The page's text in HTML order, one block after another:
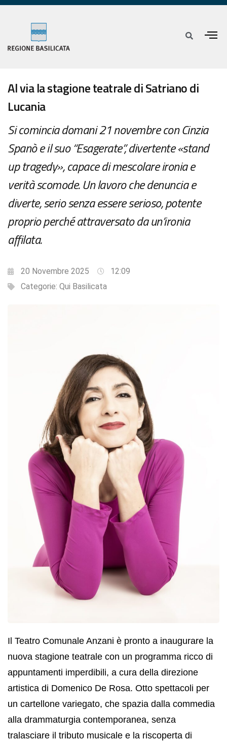
Al via la stagione teatrale di Satriano di
Lucania
Si comincia domani 21 novembre con Cinzia
Spanò e il suo “Esagerate”, divertente «stand
up tragedy», capace di mescolare ironia e
verità scomode. Un lavoro che denuncia e
diverte, serio senza essere serioso, potente
proprio perché attraversato da un’ironia
affilata.
20 Novembre 2025
12:09
Categorie: Qui Basilicata
Il Teatro Comunale Anzani è pronto a inaugurare la
nuova stagione teatrale con un programma ricco di
appuntamenti imperdibili, a cura della direzione
artistica di Domenico De Rosa. Otto spettacoli per
un cartellone variegato, che spazia dalla commedia
alla drammaturgia contemporanea, senza
tralasciare il tributo musicale e la riscoperta di